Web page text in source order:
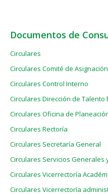
Documentos de
Circulares
Circulares Comité de
Circulares Control Interno
Circulares Dirección de Talento
Circulares Oficina de
Circulares Rectoría
Circulares Secretaría General
Circulares Servicios Generales
Circulares Vicerrectoría
Circulares Vicerrectoría